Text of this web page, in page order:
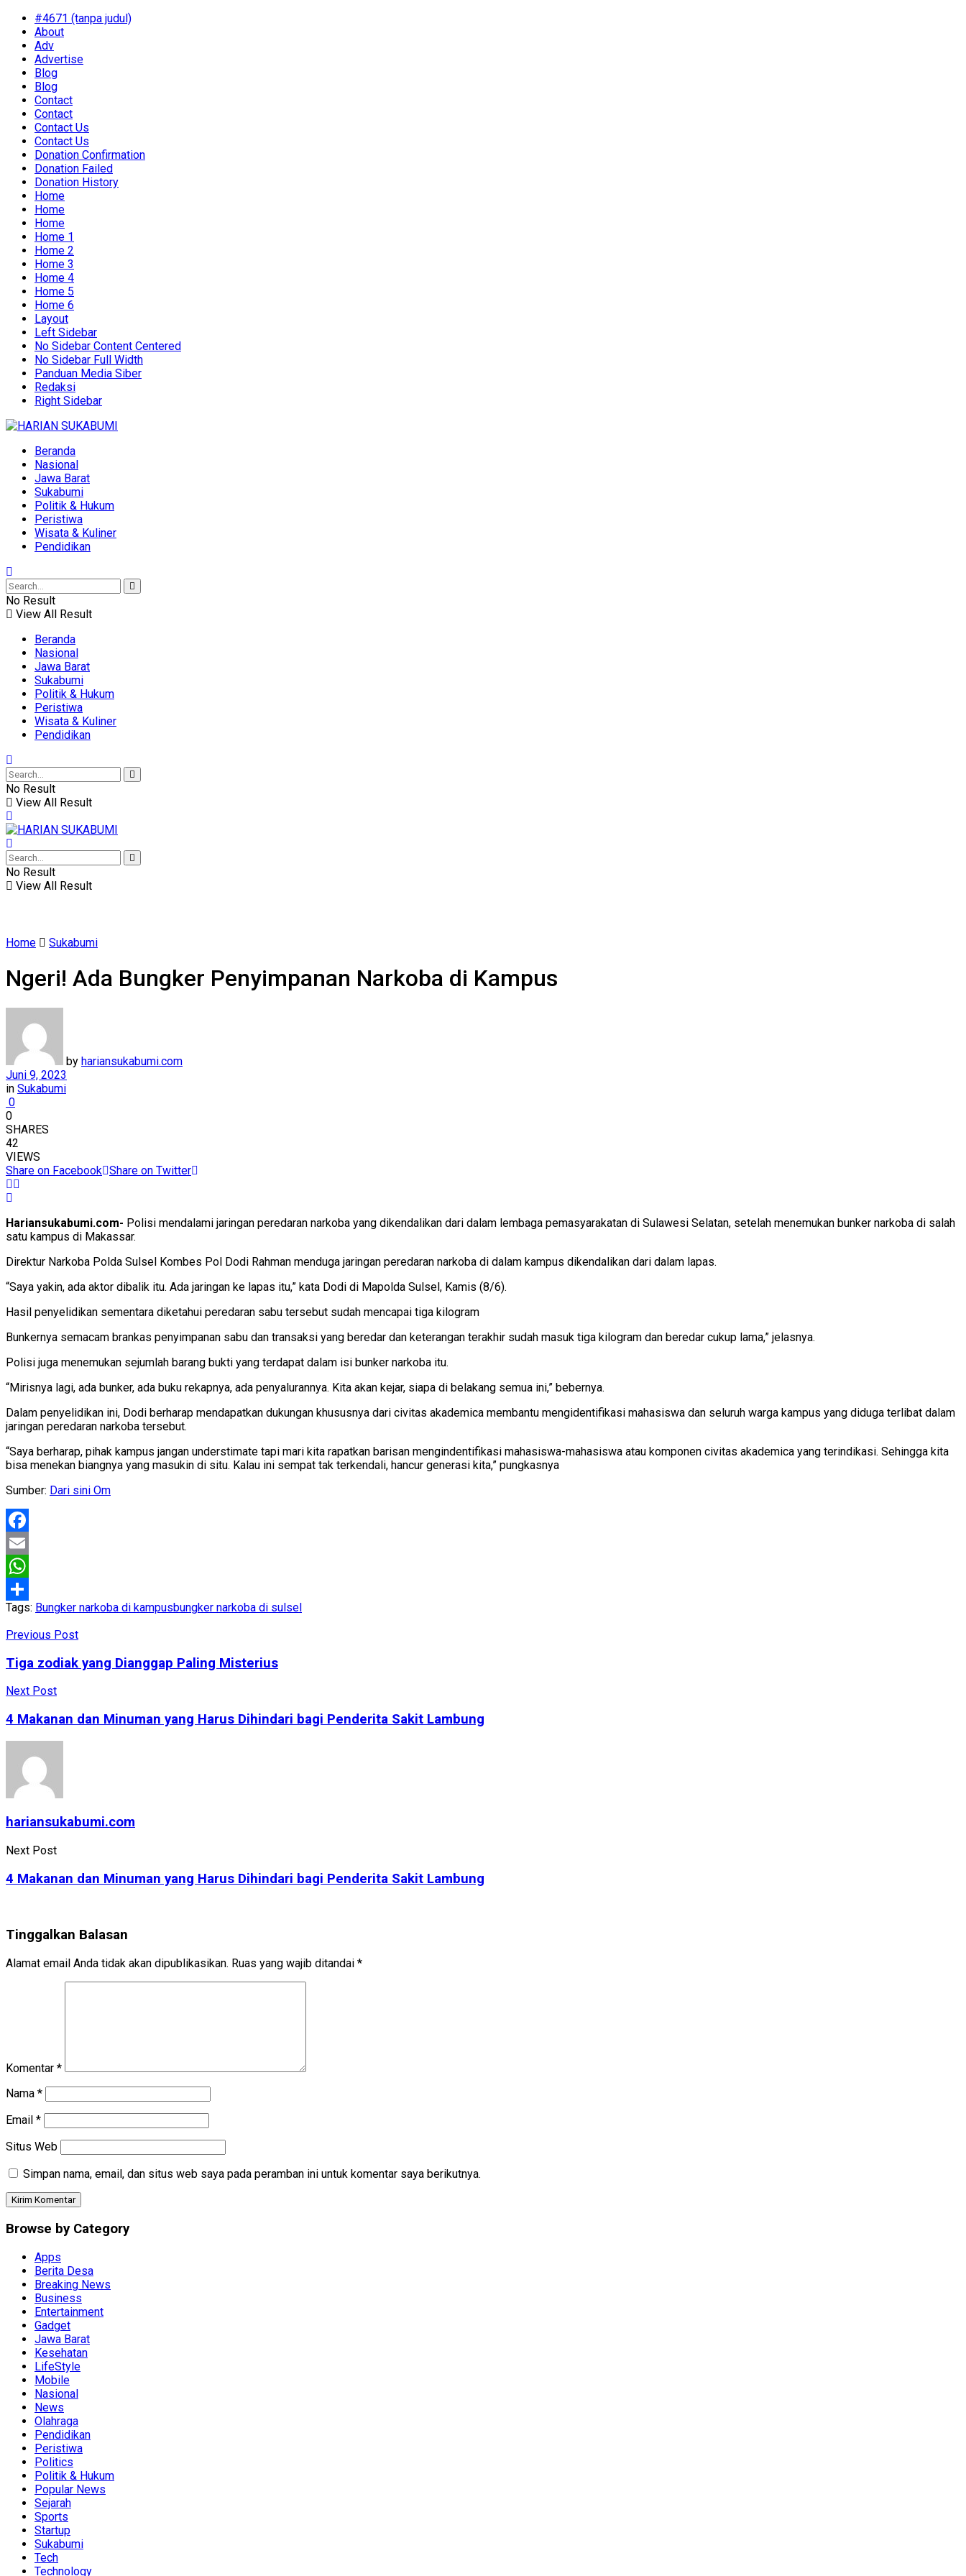
#4671 (tanpa judul)
About
Adv
Advertise
Blog
Blog
Contact
Contact
Contact Us
Contact Us
Donation Confirmation
Donation Failed
Donation History
Home
Home
Home
Home 1
Home 2
Home 3
Home 4
Home 5
Home 6
Layout
Left Sidebar
No Sidebar Content Centered
No Sidebar Full Width
Panduan Media Siber
Redaksi
Right Sidebar
Beranda
Nasional
Jawa Barat
Sukabumi
Politik & Hukum
Peristiwa
Wisata & Kuliner
Pendidikan
No Result
View All Result
Beranda
Nasional
Jawa Barat
Sukabumi
Politik & Hukum
Peristiwa
Wisata & Kuliner
Pendidikan
No Result
View All Result
No Result
View All Result
Home Sukabumi
Ngeri! Ada Bungker Penyimpanan Narkoba di Kampus
by hariansukabumi.com
Juni 9, 2023
in Sukabumi
0
0
SHARES
42
VIEWS
Share on Facebook Share on Twitter
Hariansukabumi.com- Polisi mendalami jaringan peredaran narkoba yang dikendalikan dari dalam lembaga pemasyarakatan di Sulawesi Selatan, setelah menemukan bunker narkoba di salah
satu kampus di Makassar.
Direktur Narkoba Polda Sulsel Kombes Pol Dodi Rahman menduga jaringan peredaran narkoba di dalam kampus dikendalikan dari dalam lapas.
“Saya yakin, ada aktor dibalik itu. Ada jaringan ke lapas itu,” kata Dodi di Mapolda Sulsel, Kamis (8/6).
Hasil penyelidikan sementara diketahui peredaran sabu tersebut sudah mencapai tiga kilogram
Bunkernya semacam brankas penyimpanan sabu dan transaksi yang beredar dan keterangan terakhir sudah masuk tiga kilogram dan beredar cukup lama,” jelasnya.
Polisi juga menemukan sejumlah barang bukti yang terdapat dalam isi bunker narkoba itu.
“Mirisnya lagi, ada bunker, ada buku rekapnya, ada penyalurannya. Kita akan kejar, siapa di belakang semua ini,” bebernya.
Dalam penyelidikan ini, Dodi berharap mendapatkan dukungan khususnya dari civitas akademica membantu mengidentifikasi mahasiswa dan seluruh warga kampus yang diduga terlibat dalam
jaringan peredaran narkoba tersebut.
“Saya berharap, pihak kampus jangan understimate tapi mari kita rapatkan barisan mengindentifikasi mahasiswa-mahasiswa atau komponen civitas akademica yang terindikasi. Sehingga kita
bisa menekan biangnya yang masukin di situ. Kalau ini sempat tak terkendali, hancur generasi kita,” pungkasnya
Sumber: Dari sini Om
Facebook
Email
WhatsApp
Share
Tags: Bungker narkoba di kampusbungker narkoba di sulsel
Previous Post
Tiga zodiak yang Dianggap Paling Misterius
Next Post
4 Makanan dan Minuman yang Harus Dihindari bagi Penderita Sakit Lambung
hariansukabumi.com
Next Post
4 Makanan dan Minuman yang Harus Dihindari bagi Penderita Sakit Lambung
Tinggalkan Balasan
Alamat email Anda tidak akan dipublikasikan. Ruas yang wajib ditandai *
Komentar *
Nama *
Email *
Situs Web
Simpan nama, email, dan situs web saya pada peramban ini untuk komentar saya berikutnya.
Browse by Category
Apps
Berita Desa
Breaking News
Business
Entertainment
Gadget
Jawa Barat
Kesehatan
LifeStyle
Mobile
Nasional
News
Olahraga
Pendidikan
Peristiwa
Politics
Politik & Hukum
Popular News
Sejarah
Sports
Startup
Sukabumi
Tech
Technology